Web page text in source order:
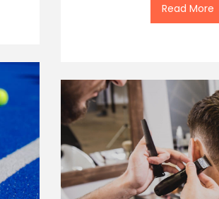
Read More